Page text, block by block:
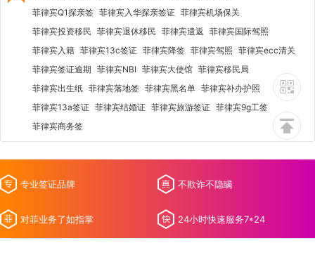
菲律宾Q1探亲签 菲律宾入华探亲签证 菲律宾机场保关
菲律宾投资移民 菲律宾退休移民 菲律宾遣返 菲律宾国际驾照
菲律宾入籍 菲律宾13c签证 菲律宾降签 菲律宾驾照 菲律宾ecc清关
菲律宾签证逾期 菲律宾NBI 菲律宾大使馆 菲律宾移民局
菲律宾出生纸 菲律宾落地签 菲律宾黑名单 菲律宾补办护照
菲律宾13a签证 菲律宾结婚证 菲律宾旅游签证 菲律宾9g工签
菲律宾商务签
专业签证品牌 不欺诈不隐瞒
对菲业务了如指掌 24小时快速服务7*24